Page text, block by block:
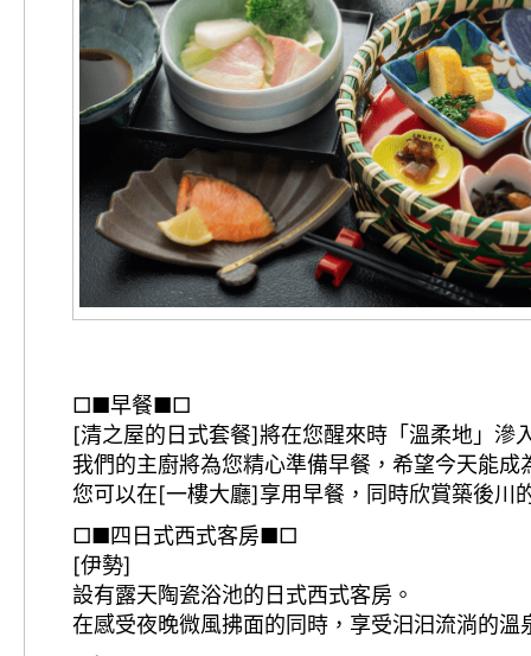
□■早餐■□
[清之屋的日式套餐]將在您醒來時「溫柔地」滲
我們的主廚將為您精心準備早餐，希望今天能成
您可以在[一樓大廳]享用早餐，同時欣賞築後川
□■四日式西式客房■□
[伊勢]
設有露天陶瓷浴池的日式西式客房。
在感受夜晚微風拂面的同時，享受汩汩流淌的溫